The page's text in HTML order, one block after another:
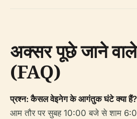
अक्सर पूछे जाने
(FAQ)
प्रश्न: कैसल वेइनेग के आगंतुक घंटे क्या हैं?
आम तौर पर सुबह 10:00 बजे से शाम